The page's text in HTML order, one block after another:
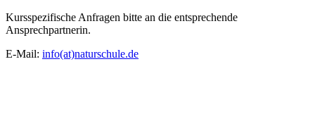
Kursspezifische Anfragen bitte an die entsprechende
Ansprechpartnerin.
E-Mail: info(at)naturschule.de